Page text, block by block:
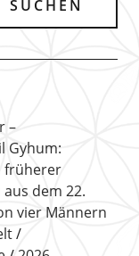
–
Gyhum:
früherer
dem 22.
vier Männern